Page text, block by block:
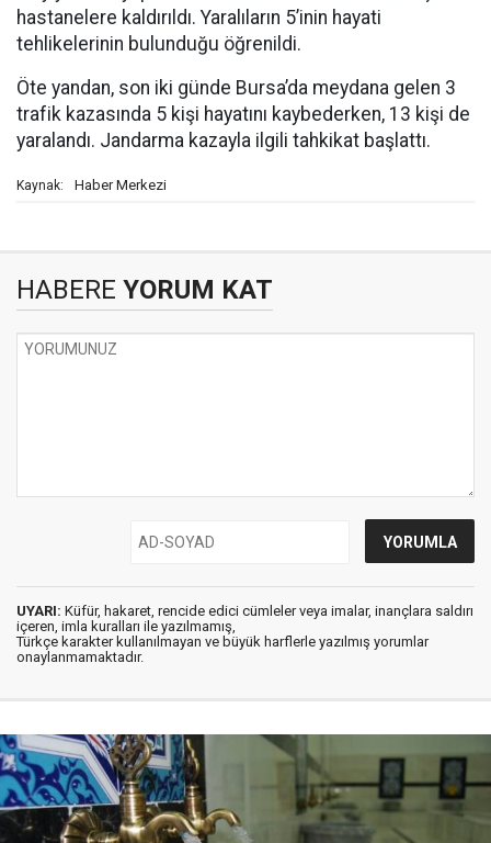
hastanelere kaldırıldı. Yaralıların 5’inin hayati
tehlikelerinin bulunduğu öğrenildi.
Öte yandan, son iki günde Bursa’da meydana gelen 3
trafik kazasında 5 kişi hayatını kaybederken, 13 kişi de
yaralandı. Jandarma kazayla ilgili tahkikat başlattı.
Kaynak: Haber Merkezi
HABERE YORUM KAT
UYARI: Küfür, hakaret, rencide edici cümleler veya imalar, inançlara saldırı
içeren, imla kuralları ile yazılmamış,
Türkçe karakter kullanılmayan ve büyük harflerle yazılmış yorumlar
onaylanmamaktadır.